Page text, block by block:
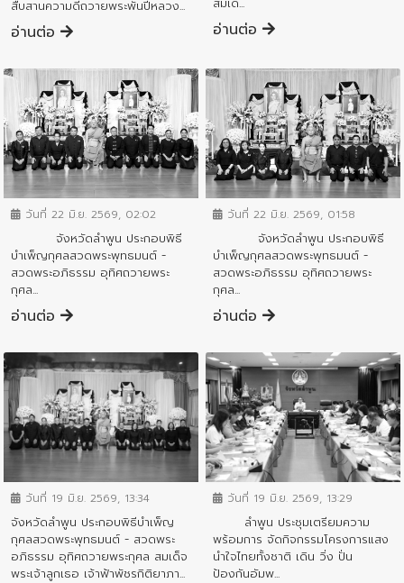
สืบสานความดีถวายพระพันปีหลวง...
อ่านต่อ อ่านต่อ
ข่าวกิจกรรมสำคัญจังหวัด
วันที่ 22 มิ.ย. 2569, 02:02
จังหวัดลำพูน ประกอบพิธี
บำเพ็ญกุศลสวดพระพุทธมนต์ -
สวดพระอภิธรรม อุทิศถวายพระ
กุศล...
อ่านต่อ
ข่าวกิจกรรมสำคัญจังหวัด
วันที่ 22 มิ.ย. 2569, 01:58
จังหวัดลำพูน ประกอบพิธี
บำเพ็ญกุศลสวดพระพุทธมนต์ -
สวดพระอภิธรรม อุทิศถวายพระ
กุศล...
อ่านต่อ
ข่าวกิจกรรมสำคัญจังหวัด
วันที่ 19 มิ.ย. 2569, 13:34
จังหวัดลำพูน ประกอบพิธีบำเพ็ญ
กุศลสวดพระพุทธมนต์ - สวดพระ
อภิธรรม อุทิศถวายพระกุศล สมเด็จ
พระเจ้าลูกเธอ เจ้าฟ้าพัชรกิติยาภา...
ข่าวกิจกรรมสำคัญจังหวัด
วันที่ 19 มิ.ย. 2569, 13:29
ลำพูน ประชุมเตรียมความ
พร้อมการ จัดกิจกรรมโครงการแสง
นำใจไทยทั้งชาติ เดิน วิ่ง ปั่น
ป้องกันอัมพ...